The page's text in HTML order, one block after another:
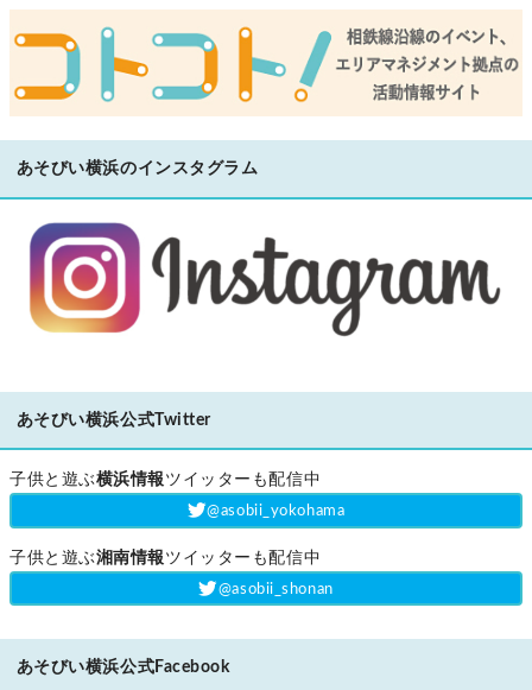
あそびい横浜のインスタグラム
あそびい横浜公式Twitter
子供と遊ぶ横浜情報 ツイッターも配信中
‎@asobii_yokohama
子供と遊ぶ湘南情報 ツイッターも配信中
‎@asobii_shonan
あそびい横浜公式Facebook